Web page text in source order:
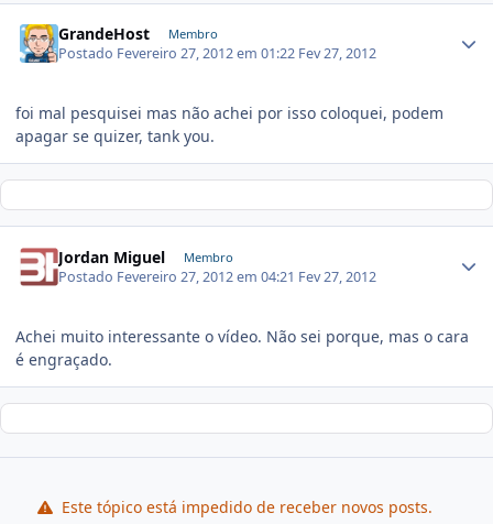
GrandeHost Membro
Postado Fevereiro 27, 2012 em 01:22 Fev 27, 2012
foi mal pesquisei mas não achei por isso coloquei, podem
apagar se quizer, tank you.
Jordan Miguel Membro
Postado Fevereiro 27, 2012 em 04:21 Fev 27, 2012
Achei muito interessante o vídeo. Não sei porque, mas o cara
é engraçado.
Este tópico está impedido de receber novos posts.